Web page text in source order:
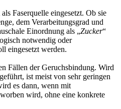
Faserquelle eingesetzt. Ob sie
dem Verarbeitungsgrad und
Einordnung als „Zucker“
notwendig oder
eingesetzt werden.
Fällen der Geruchsbindung. Wird
ist meist von sehr geringen
es dann, wenn mit
wird, ohne eine konkrete